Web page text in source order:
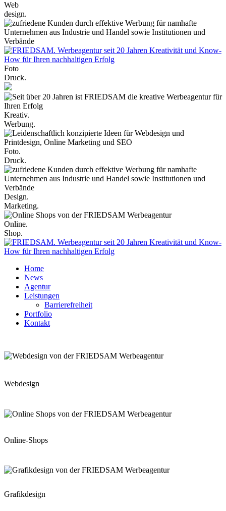
Web
design.
Foto
Druck.
Kreativ.
Werbung.
Foto.
Druck.
Design.
Marketing.
Online.
Shop.
Home
News
Agentur
Leistungen
Barrierefreiheit
Portfolio
Kontakt
Webdesign
Online-Shops
Grafikdesign